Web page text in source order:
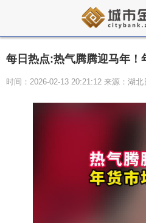
每日热点:热气腾腾迎马年！
时间：2026-02-13 20:21:12 来源：湖北